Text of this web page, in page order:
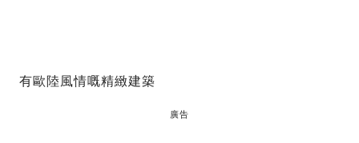
有歐陸風情嘅精緻建築
廣告